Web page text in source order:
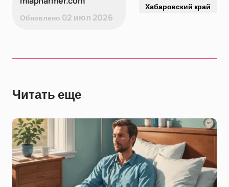
Обновлено 02 июл 2026
Хабаровский край
Читать еще